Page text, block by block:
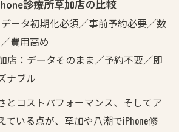
診療所草加店の比較
ータ初期化必須／事前予約必要／数
費用高め
店：データそのまま／予約不要／即
ナブル
とコストパフォーマンス、そしてア
ている点が、草加や八潮でiPhone修